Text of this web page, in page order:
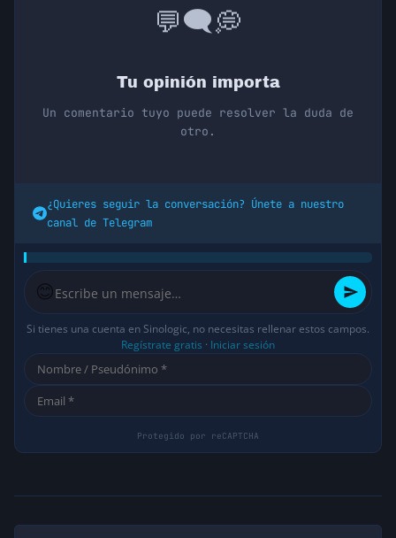
💬🗨️💭
Tu opinión importa
Un comentario tuyo puede resolver la duda de
otro.
¿Quieres seguir la conversación? Únete a nuestro
canal de Telegram
😊
Si tienes una cuenta en Sinologic, no necesitas rellenar estos campos.
Regístrate gratis · Iniciar sesión